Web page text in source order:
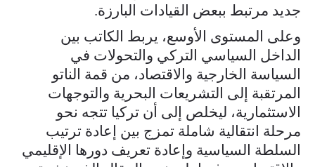
جديد مرتبط ببعض القيادات البارزة.
وعلى المستوى الأوسع، يربط الكاتب بين
الداخل السياسي التركي والتحولات في
السياسة الخارجية والاقتصاد، من قمة الناتو
المرتقبة إلى التشريعات البحرية والتوجهات
الاستثمارية، ليخلص إلى أن تركيا تتجه نحو
مرحلة انتقالية شاملة تمزج بين إعادة ترتيب
السلطة السياسية وإعادة تعريف دورها الإقليمي